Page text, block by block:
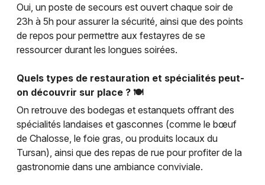
Oui, un poste de secours est ouvert chaque soir de
23h à 5h pour assurer la sécurité, ainsi que des points
de repos pour permettre aux festayres de se
ressourcer durant les longues soirées.
Quels types de restauration et spécialités peut-
on découvrir sur place ? 🍽️
On retrouve des bodegas et estanquets offrant des
spécialités landaises et gasconnes (comme le bœuf
de Chalosse, le foie gras, ou produits locaux du
Tursan), ainsi que des repas de rue pour profiter de la
gastronomie dans une ambiance conviviale.